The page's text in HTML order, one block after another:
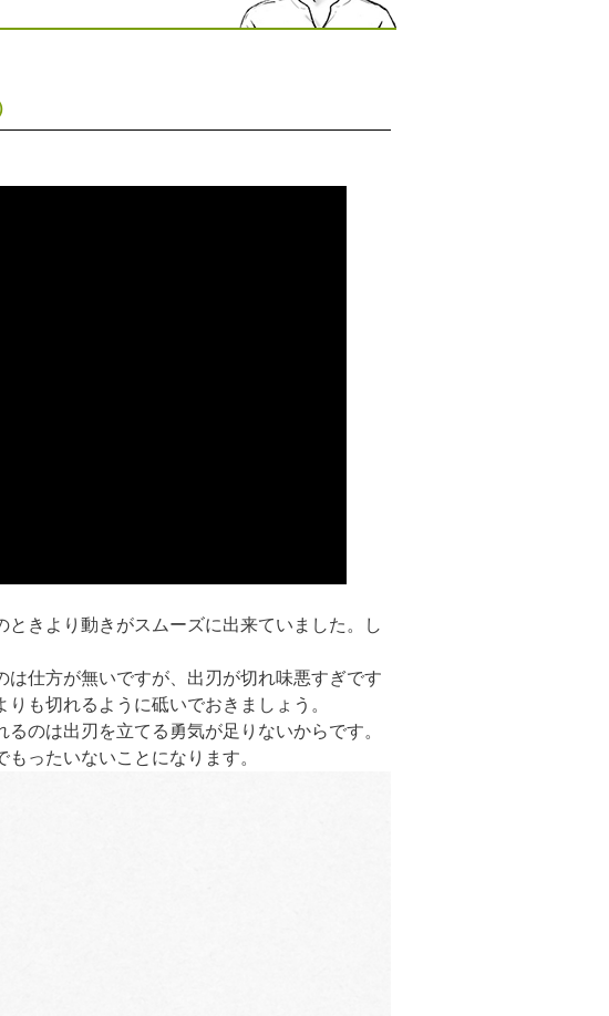
きより動きがスムーズに出来ていました。し
仕方が無いですが、出刃が切れ味悪すぎです
も切れるように砥いでおきましょう。
のは出刃を立てる勇気が足りないからです。
ったいないことになります。